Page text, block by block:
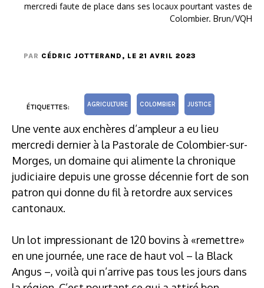
mercredi faute de place dans ses locaux pourtant vastes de
Colombier. Brun/VQH
PAR CÉDRIC JOTTERAND , LE 21 AVRIL 2023
ÉTIQUETTES: AGRICULTURE COLOMBIER JUSTICE
Une vente aux enchères d’ampleur a eu lieu
mercredi dernier à la Pastorale de Colombier-sur-
Morges, un domaine qui alimente la chronique
judiciaire depuis une grosse décennie fort de son
patron qui donne du fil à retordre aux services
cantonaux.
Un lot impressionant de 120 bovins à «remettre»
en une journée, une race de haut vol – la Black
Angus –, voilà qui n’arrive pas tous les jours dans